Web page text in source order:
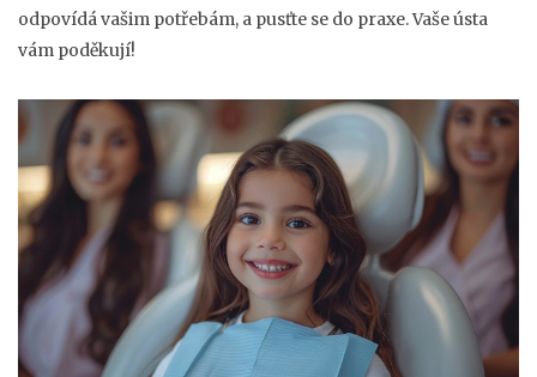
odpovídá vašim potřebám, a pusťte se do praxe. Vaše ústa
vám poděkují!